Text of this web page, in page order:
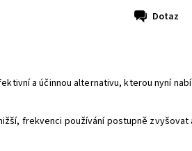
Dotaz
a účinnou alternativu, kterou nyní
frekvenci používání postupně